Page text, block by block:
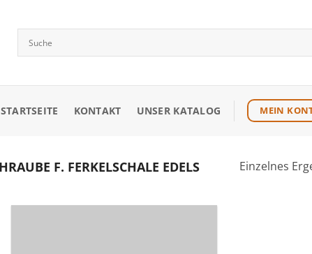
STARTSEITE KONTAKT UNSER KATALOG MEIN
F. FERKELSCHALE EDELS Einzelnes